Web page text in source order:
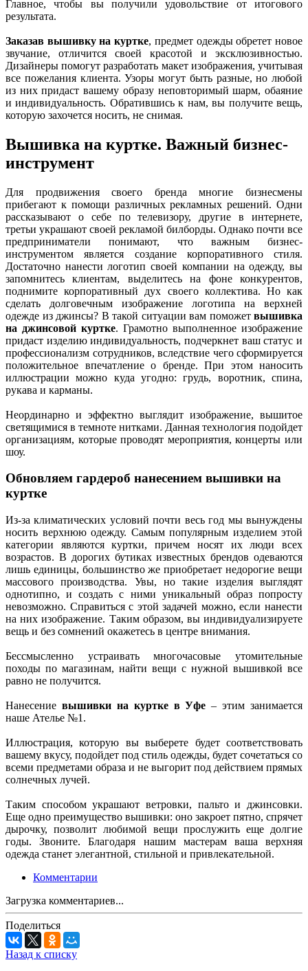
Главное, чтобы вы получили удовольствие от итогового
результата.
Заказав вышивку на куртке, предмет одежды обретет новое
звучание, отличится своей красотой и эксклюзивностью.
Дизайнеры помогут разработать макет изображения, учитывая
все пожелания клиента. Узоры могут быть разные, но любой
из них придаст вашему образу неповторимый шарм, обаяние
и индивидуальность. Обратившись к нам, вы получите вещь,
которую захочется носить, не снимая.
Вышивка на куртке. Важный бизнес-
инструмент
Для продвижения своего бренда многие бизнесмены
прибегают к помощи различных рекламных решений. Одни
рассказывают о себе по телевизору, другие в интернете,
третьи украшают своей рекламой билборды. Однако почти все
предприниматели понимают, что важным бизнес-
инструментом является создание корпоративного стиля.
Достаточно нанести логотип своей компании на одежду, вы
запомнитесь клиентам, выделитесь на фоне конкурентов,
поднимите корпоративный дух своего коллектива. Но как
сделать долговечным изображение логотипа на верхней
одежде из джинсы? В такой ситуации вам поможет вышивка
на джинсовой куртке. Грамотно выполненное изображение
придаст изделию индивидуальность, подчеркнет ваш статус и
профессионализм сотрудников, вследствие чего сформируется
положительное впечатление о бренде. При этом наносить
иллюстрации можно куда угодно: грудь, воротник, спина,
рукава и карманы.
Неординарно и эффектно выглядит изображение, вышитое
светящимися в темноте нитками. Данная технология подойдет
организациям, которые проводят мероприятия, концерты или
шоу.
Обновляем гардероб нанесением вышивки на
куртке
Из-за климатических условий почти весь год мы вынуждены
носить верхнюю одежду. Самым популярным изделием этой
категории являются куртки, причем носят их люди всех
возрастов. В дорогих бутиках известных брендов одеваются
лишь единицы, большинство же приобретает недорогие вещи
массового производства. Увы, но такие изделия выглядят
однотипно, и создать с ними уникальный образ попросту
невозможно. Справиться с этой задачей можно, если нанести
на них изображение. Таким образом, вы индивидуализируете
вещь и без сомнений окажетесь в центре внимания.
Бессмысленно устраивать многочасовые утомительные
походы по магазинам, найти вещи с нужной вышивкой все
равно не получится.
Нанесение вышивки на куртке в Уфе – этим занимается
наше Ателье №1.
Иллюстрация, которую вы выберете будет соответствовать
вашему вкусу, подойдет под стиль одежды, будет сочетаться со
всеми предметами образа и не выгорит под действием прямых
солнечных лучей.
Таким способом украшают ветровки, пальто и джинсовки.
Еще одно преимущество вышивки: оно закроет пятно, спрячет
дырочку, позволит любимой вещи прослужить еще долгие
годы. Звоните. Благодаря нашим мастерам ваша верхняя
одежда станет элегантной, стильной и привлекательной.
Комментарии
Загрузка комментариев...
Поделиться
Назад к списку